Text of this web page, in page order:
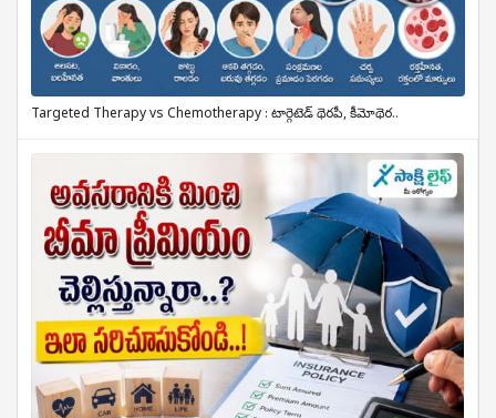
Targeted Therapy vs Chemotherapy : టార్గెటెడ్ థెరపీ, కీమోథెర..